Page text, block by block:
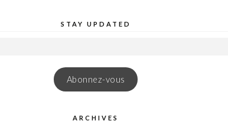
STAY UPDATED
Abonnez-vous
ARCHIVES